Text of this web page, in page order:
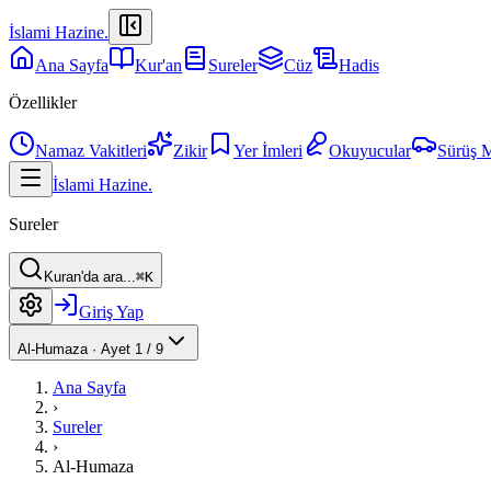
İslami Hazine.
Ana Sayfa
Kur'an Sureler Cüz
Hadis
Özellikler
Namaz Vakitleri Zikir Yer İmleri Okuyucular
Sürüş
İslami Hazine.
Sureler
Kuran'da ara...⌘K
Giriş Yap
Al-Humaza · Ayet 1 / 9
Ana Sayfa
›
Sureler
›
Al-Humaza